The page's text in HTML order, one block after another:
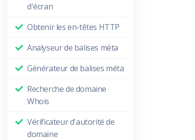
d'écran
Obtenir les en-têtes HTTP
Analyseur de balises méta
Générateur de balises méta
Recherche de domaine
Whois
Vérificateur d'autorité de
domaine